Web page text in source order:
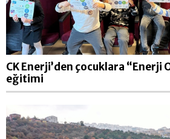
CK Enerji’den çocuklara “Enerji
eğitimi